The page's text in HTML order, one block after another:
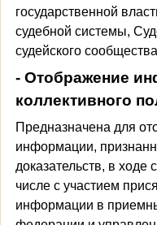
государственной
судебной системы,
судейского
- Отображение
коллективного
Предназначена для
информации,
доказательств, в ходе
числе с участием
информации в